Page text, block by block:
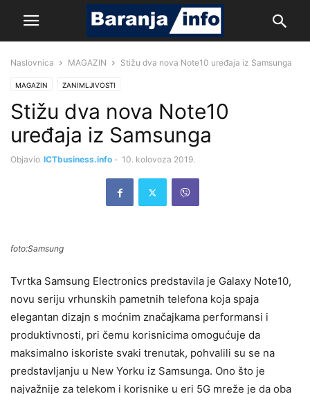
Naslovnica MAGAZIN Stižu dva nova Note10 uređaja iz Samsunga
MAGAZIN ZANIMLJIVOSTI
Stižu dva nova Note10
uređaja iz Samsunga
Objavio ICTbusiness.info - 10. kolovoza 2019.
foto:Samsung
Tvrtka Samsung Electronics predstavila je Galaxy Note10,
novu seriju vrhunskih pametnih telefona koja spaja
elegantan dizajn s moćnim značajkama performansi i
produktivnosti, pri čemu korisnicima omogućuje da
maksimalno iskoriste svaki trenutak, pohvalili su se na
predstavljanju u New Yorku iz Samsunga. Ono što je
najvažnije za telekom i korisnike u eri 5G mreže je da oba